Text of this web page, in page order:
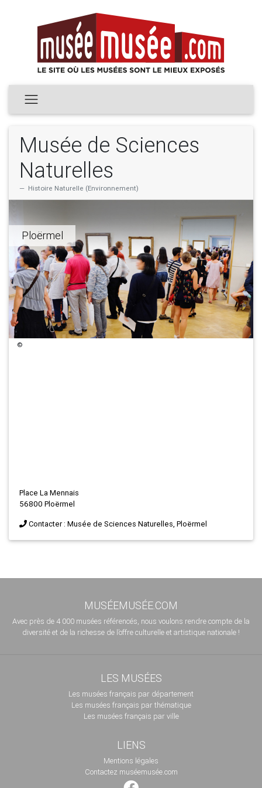
Musée de Sciences
Naturelles
Histoire Naturelle (Environnement)
Ploërmel
©
Place La Mennais
56800 Ploërmel
Contacter : Musée de Sciences Naturelles, Ploërmel
MUSÉEMUSÉE.COM
Avec près de 4 000 musées référencés, nous voulons rendre compte de la
diversité et de la richesse de l’offre culturelle et artistique nationale !
LES MUSÉES
Les musées français par département
Les musées français par thématique
Les musées français par ville
LIENS
Mentions légales
Contactez muséemusée.com